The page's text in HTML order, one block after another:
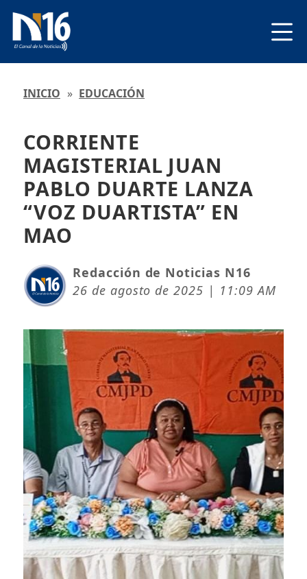
INICIO » EDUCACIÓN
CORRIENTE
MAGISTERIAL JUAN
PABLO DUARTE LANZA
“VOZ DUARTISTA” EN
MAO
Redacción de Noticias N16
26 de agosto de 2025 | 11:09 AM